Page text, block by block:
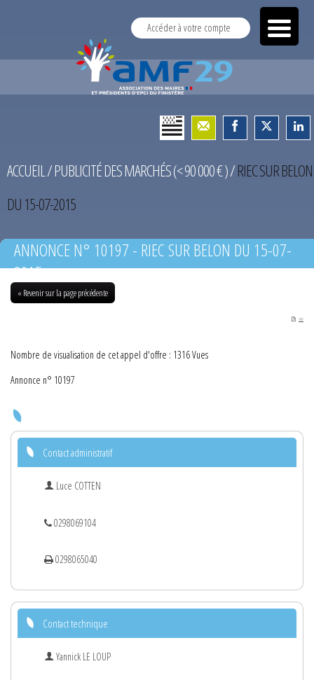
Accéder à votre compte
ACCUEIL/PUBLICITÉ DES MARCHÉS (< 90 000 € )/RIEC SUR BELON
DU 15-07-2015
ANNONCE N° 10197 - RIEC SUR BELON DU 15-07-
2015
« Revenir sur la page précédente
PDF
Nombre de visualisation de cet appel d'offre : 1316 Vues
Annonce n° 10197
Contact administratif
Luce COTTEN
0298069104
0298065040
Contact technique
Yannick LE LOUP